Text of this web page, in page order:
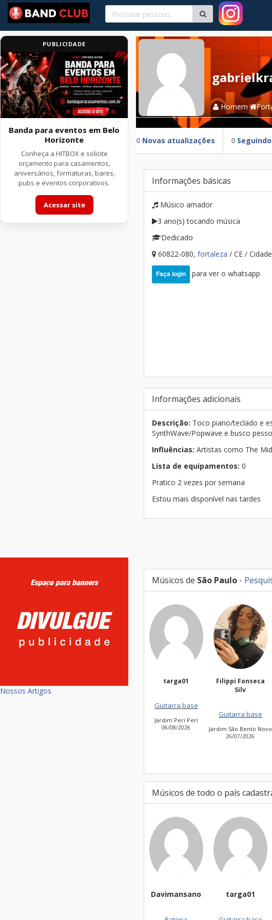
PUBLICIDADE
Banda para eventos em Belo
Horizonte
Conheça a HITBOX e solicite
orçamento para casamentos,
aniversários, formaturas, bares,
pubs e eventos corporativos.
Acessar site
Nossos Artigos
Homem
0 Novas atualizações 0 Seguindo
Informações básicas
Músico amador
3 ano(s) tocando música
Dedicado
60822-080, fortaleza / CE /
Faça login para ver o whatsapp
Informações adicionais
Descrição: Toco piano/teclado e
SynthWave/Popwave e busco
Influências: Artistas como The
Lista de equipamentos: 0
Pratico 2 vezes por semana
Estou mais disponível nas tardes
Músicos de São Paulo -
targa01
Guitarra base
Jardim Peri Peri
06/08/2026
Filippi Fonseca
Silv
Guitarra base
Jardim São Bento Novo
26/07/2026
Músicos de todo o país
Davimansano targa01